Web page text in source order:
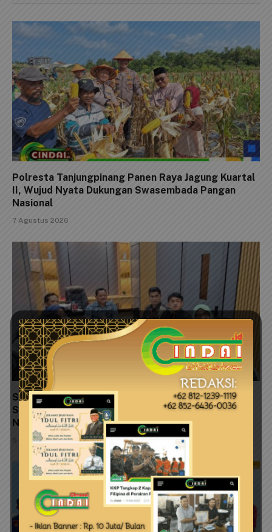
Polresta Tanjungpinang Panen Raya Jagung Kuartal
II, Wujud Nyata Dukungan Swasembada Pangan
Nasional
7 Agustus 2026
Satresnarkoba Polresta Tanjungpinang Perkuat
Sinergi dengan Jasa Ekspedisi Cegah Peredaran
Narkoba
6 Agustus 2026